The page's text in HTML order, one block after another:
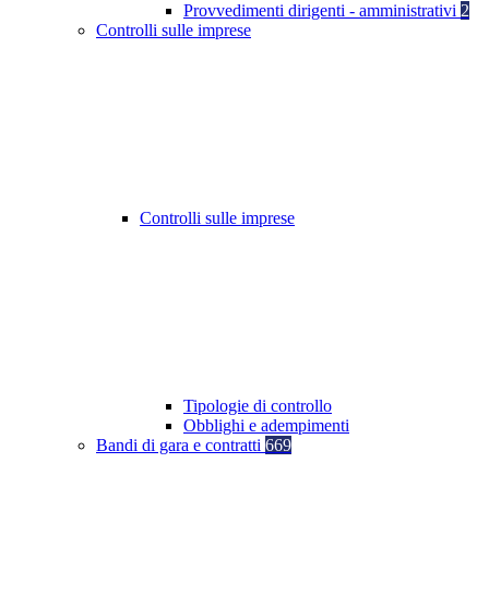
Provvedimenti dirigenti - amministrativi 2
Controlli sulle imprese
Controlli sulle imprese
Tipologie di controllo
Obblighi e adempimenti
Bandi di gara e contratti 669